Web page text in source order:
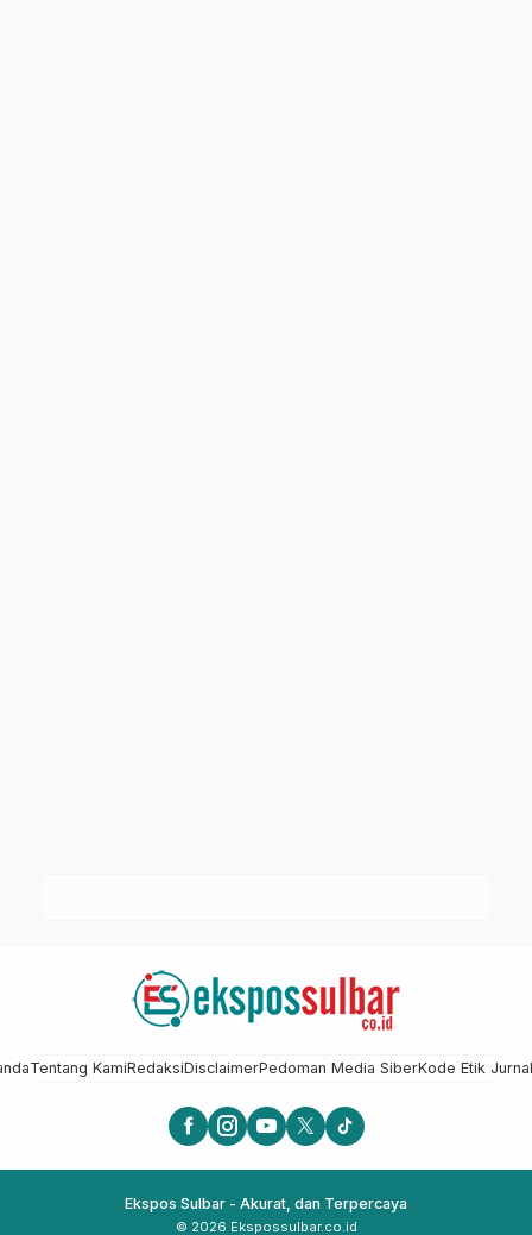
Tentang KamiRedaksiDisclaimerPedoman Media SiberKode Etik
Ekspos Sulbar - Akurat, dan Terpercaya
© 2026 Ekspossulbar.co.id